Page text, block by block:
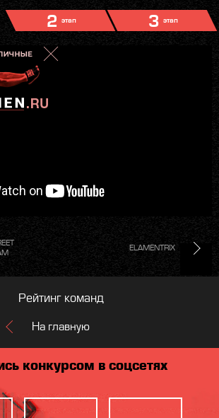
2 этап 3 этап
ELAMENTRIX
На главную
Рейтинг команд
конкурсом в соцсетях